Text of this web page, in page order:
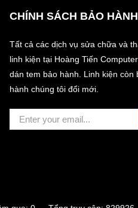
CHÍNH SÁCH BẢO HÀNH
Tất cả các dịch vụ sửa chữa và
linh kiện tại Hoàng Tiến
dán tem bảo hành. Linh kiện còn
hành chúng tôi đổi mới.